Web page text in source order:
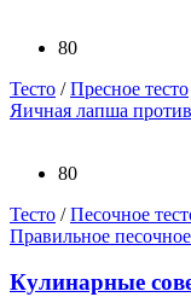
80
Тесто /Пресное тесто
Яичная лапша
80
Тесто /Песочное
Правильное песочное
Кулинарные